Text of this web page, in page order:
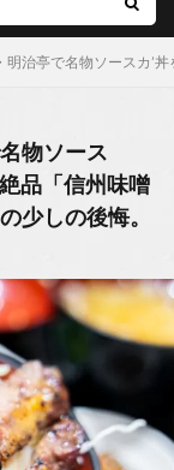
明治亭で名物ソースカ’
物ソース
品「信州味噌
少しの後悔。